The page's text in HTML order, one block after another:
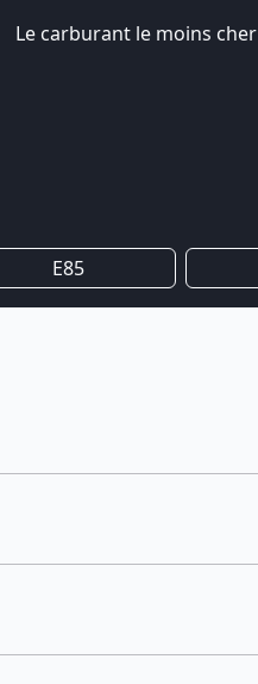
Le carburant le moins cher
E85